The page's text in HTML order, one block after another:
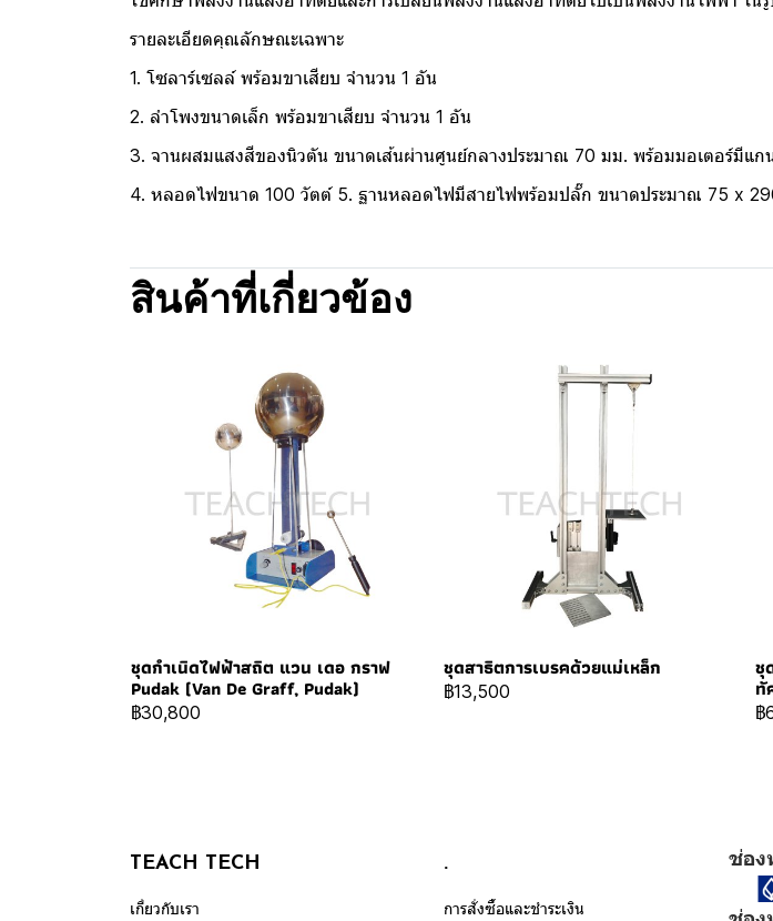
รายละเอียดคุณลักษณะเฉพาะ
1. โซลาร์เซลล์ พร้อมขาเสียบ จำนวน 1 อัน
2. ลำโพงขนาดเล็ก พร้อมขาเสียบ จำนวน 1 อัน
3. จานผสมแสงสีของนิวตัน ขนาดเส้นผ่านศูนย์กลางประมาณ 70 มม. พร้อมมอเตอร์มีแ
4. หลอดไฟขนาด 100 วัตต์ 5. ฐานหลอดไฟมีสายไฟพร้อมปลั๊ก ขนาดประมาณ 75 x
สินค้าที่เกี่ยวข้อง
ชุดกำเนิดไฟฟ้าสถิต แวน เดอ กราฟ
Pudak (Van De Graff, Pudak)
฿30,800
ชุดสาธิตการเบรคด้วยแม่เหล็ก
฿13,500
ชุ
ทั
฿
TEACH TECH
เกี่ยวกับเรา
.
การสั่งซื้อและชำระเงิน
ช่อง